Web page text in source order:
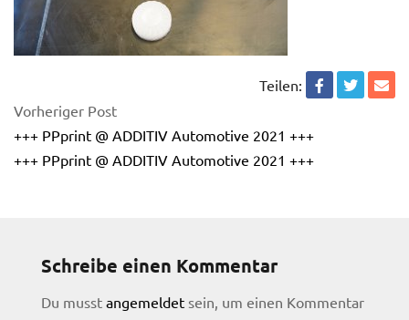
Teilen:
Vorheriger Post
+++ PPprint @ ADDITIV Automotive 2021 +++
+++ PPprint @ ADDITIV Automotive 2021 +++
Schreibe einen Kommentar
Du musst angemeldet sein, um einen Kommentar